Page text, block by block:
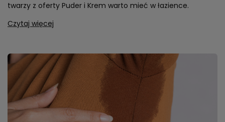
twarzy z oferty Puder i Krem warto mieć w łazience.
Czytaj więcej